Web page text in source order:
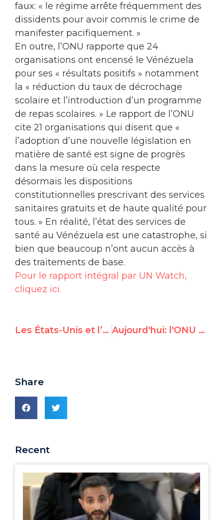
faux: « le régime arrête fréquemment des
dissidents pour avoir commis le crime de
manifester pacifiquement. »
En outre, l’ONU rapporte que 24
organisations ont encensé le Vénézuela
pour ses « résultats positifs » notamment
la « réduction du taux de décrochage
scolaire et l’introduction d’un programme
de repas scolaires. » Le rapport de l’ONU
cite 21 organisations qui disent que «
l’adoption d’une nouvelle législation en
matière de santé est signe de progrès
dans la mesure où cela respecte
désormais les dispositions
constitutionnelles prescrivant des services
sanitaires gratuits et de haute qualité pour
tous. » En réalité, l’état des services de
santé au Vénézuela est une catastrophe, si
bien que beaucoup n’ont aucun accès à
des traitements de base.
Pour le rapport intégral par UN Watch,
cliquez ici.
Les États-Unis et l’Union européenne doivent mettre un terme à ce « silence assourdissant » sur l’élection des violateurs au CDH – le rapport de UN Watch s'oppose à la Chine, Cuba, la Russie, l'Egypte, et l'Arabie saoudite Aujourd'hui: l'ONU a condamné Israël à 10 reprises
Share
Recent